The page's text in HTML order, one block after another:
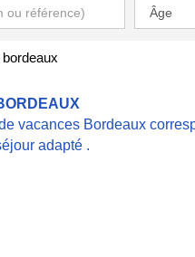
vacances Bordeaux
adapté .